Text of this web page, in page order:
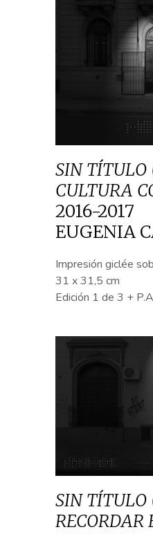
SIN TÍTULO
CULTURA
2016-2017
EUGENIA
Impresión giclée
31 x 31,5 cm
Edición 1 de 3 +
SIN TÍTULO
RECORDAR